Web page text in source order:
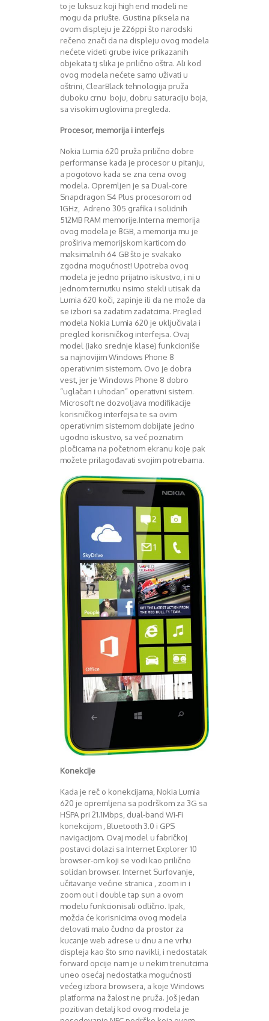
Januar 2017
Februar 2017
Mart 2017
April 2017
Maj 2017
Juni 2017
Juli 2017
Decembar 2017
Februar 2018
Maj 2018
Juni 2018
Juli 2018
August 2018
Oktobar 2018
Novembar 2018
Decembar 2018
Februar 2019
Juni 2019
Juli 2019
August 2019
Februar 2020
April 2020
to je luksuz koji high end modeli ne
mogu da priušte. Gustina piksela na
ovom displeju je 226ppi što narodski
rečeno znači da na displeju ovog modela
nećete videti grube ivice prikazanih
objekata tj slika je prilično oštra. Ali kod
ovog modela nećete samo uživati u
oštrini, ClearBlack tehnologija pruža
duboku crnu boju, dobru saturaciju boja,
sa visokim uglovima pregleda.
Procesor, memorija i interfejs
Nokia Lumia 620 pruža prilično dobre
performanse kada je procesor u pitanju,
a pogotovo kada se zna cena ovog
modela. Opremljen je sa Dual-core
Snapdragon S4 Plus procesorom od
1GHz, Adreno 305 grafika i solidnih
512MB RAM memorije.Interna memorija
ovog modela je 8GB, a memorija mu je
proširiva memorijskom karticom do
maksimalnih 64 GB što je svakako
zgodna mogućnost! Upotreba ovog
modela je jedno prijatno iskustvo, i ni u
jednom ternutku nsimo stekli utisak da
Lumia 620 koči, zapinje ili da ne može da
se izbori sa zadatim zadatcima. Pregled
modela Nokia Lumia 620 je uključivala i
pregled korisničkog interfejsa. Ovaj
model (iako srednje klase) funkcioniše
sa najnovijim Windows Phone 8
operativnim sistemom. Ovo je dobra
vest, jer je Windows Phone 8 dobro
“uglačan i uhodan” operativni sistem.
Microsoft ne dozvoljava modifikacije
korisničkog interfejsa te sa ovim
operativnim sistemom dobijate jedno
ugodno iskustvo, sa već poznatim
pločicama na početnom ekranu koje pak
možete prilagođavati svojim potrebama.
Konekcije
Kada je reč o konekcijama, Nokia Lumia
620 je opremljena sa podrškom za 3G sa
HSPA pri 21.1Mbps, dual-band Wi-Fi
konekcijom , Bluetooth 3.0 i GPS
navigacijom. Ovaj model u fabričkoj
postavci dolazi sa Internet Explorer 10
browser-om koji se vodi kao prilično
solidan browser. Internet Surfovanje,
učitavanje većine stranica , zoom in i
zoom out i double tap sun a ovom
modelu funkcionisali odlično. Ipak,
možda će korisnicima ovog modela
delovati malo čudno da prostor za
kucanje web adrese u dnu a ne vrhu
displeja kao što smo navikli, i nedostatak
forward opcije nam je u nekim trenutcima
uneo osećaj nedostatka mogućnosti
većeg izbora browsera, a koje Windows
platforma na žalost ne pruža. Još jedan
pozitivan detalj kod ovog modela je